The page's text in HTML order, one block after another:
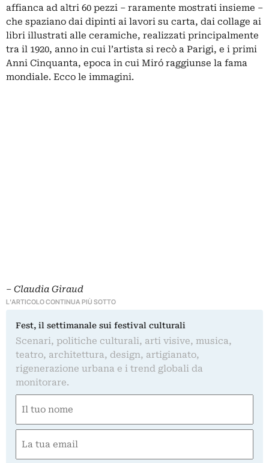
affianca ad altri 60 pezzi – raramente mostrati insieme –
che spaziano dai dipinti ai lavori su carta, dai collage ai
libri illustrati alle ceramiche, realizzati principalmente
tra il 1920, anno in cui l’artista si recò a Parigi, e i primi
Anni Cinquanta, epoca in cui Miró raggiunse la fama
mondiale. Ecco le immagini.
– Claudia Giraud
L'ARTICOLO CONTINUA PIÙ SOTTO
Fest, il settimanale sui festival culturali
Scenari, politiche culturali, arti visive, musica,
teatro, architettura, design, artigianato,
rigenerazione urbana e i trend globali da
monitorare.
(Required)
First
(Required)